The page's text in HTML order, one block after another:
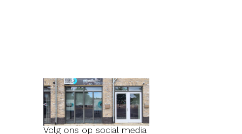
Volg ons op social media